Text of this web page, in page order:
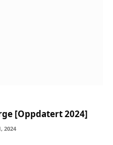
[Oppdatert 2024]
2024